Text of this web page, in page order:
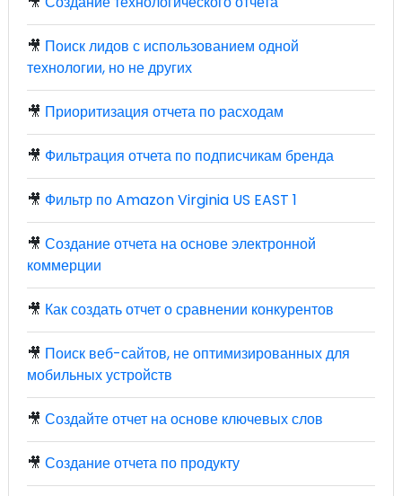
🎥 Поиск лидов с использованием одной
технологии, но не других
🎥 Приоритизация отчета по расходам
🎥 Фильтрация отчета по подписчикам бренда
🎥 Фильтр по Amazon Virginia US EAST 1
🎥 Создание отчета на основе электронной
коммерции
🎥 Как создать отчет о сравнении конкурентов
🎥 Поиск веб-сайтов, не оптимизированных для
мобильных устройств
🎥 Создайте отчет на основе ключевых слов
🎥 Создание отчета по продукту